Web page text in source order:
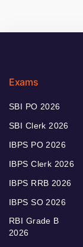
Exams
SBI PO 2026
SBI Clerk 2026
IBPS PO 2026
IBPS Clerk 2026
IBPS RRB 2026
IBPS SO 2026
RBI Grade B
2026